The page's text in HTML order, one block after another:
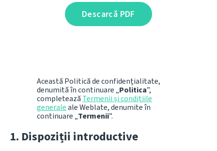
Descarcă PDF
Această Politică de confidențialitate,
denumită în continuare „Politica”,
completează Termenii și condițiile
generaleale Weblate, denumite în
continuare „Termenii”.
Dispoziții introductive